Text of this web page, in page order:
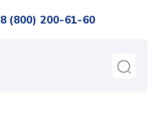
8 (800) 200-61-60